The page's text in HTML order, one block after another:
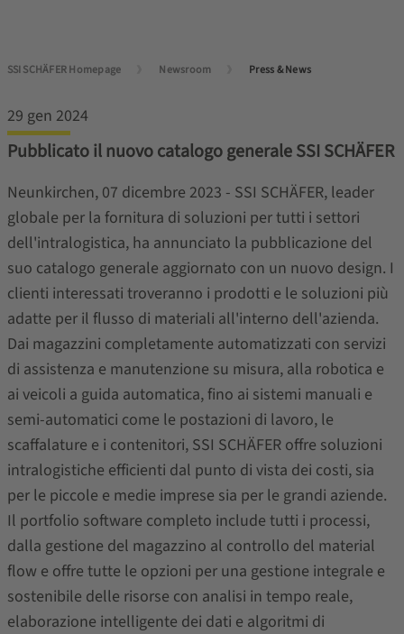
SSI SCHÄFER Homepage Newsroom Press & News
29 gen 2024
Pubblicato il nuovo catalogo generale SSI SCHÄFER
Neunkirchen, 07 dicembre 2023 - SSI SCHÄFER, leader
globale per la fornitura di soluzioni per tutti i settori
dell'intralogistica, ha annunciato la pubblicazione del
suo catalogo generale aggiornato con un nuovo design. I
clienti interessati troveranno i prodotti e le soluzioni più
adatte per il flusso di materiali all'interno dell'azienda.
Dai magazzini completamente automatizzati con servizi
di assistenza e manutenzione su misura, alla robotica e
ai veicoli a guida automatica, fino ai sistemi manuali e
semi-automatici come le postazioni di lavoro, le
scaffalature e i contenitori, SSI SCHÄFER offre soluzioni
intralogistiche efficienti dal punto di vista dei costi, sia
per le piccole e medie imprese sia per le grandi aziende.
Il portfolio software completo include tutti i processi,
dalla gestione del magazzino al controllo del material
flow e offre tutte le opzioni per una gestione integrale e
sostenibile delle risorse con analisi in tempo reale,
elaborazione intelligente dei dati e algoritmi di